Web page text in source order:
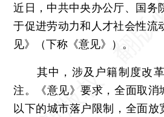
近日，中共中央办公厅、国务
于促进劳动力和人才社会性流
见》（下称《意见》）。
其中，涉及户籍制度改革
注。《意见》要求，全面取
以下的城市落户限制，全面